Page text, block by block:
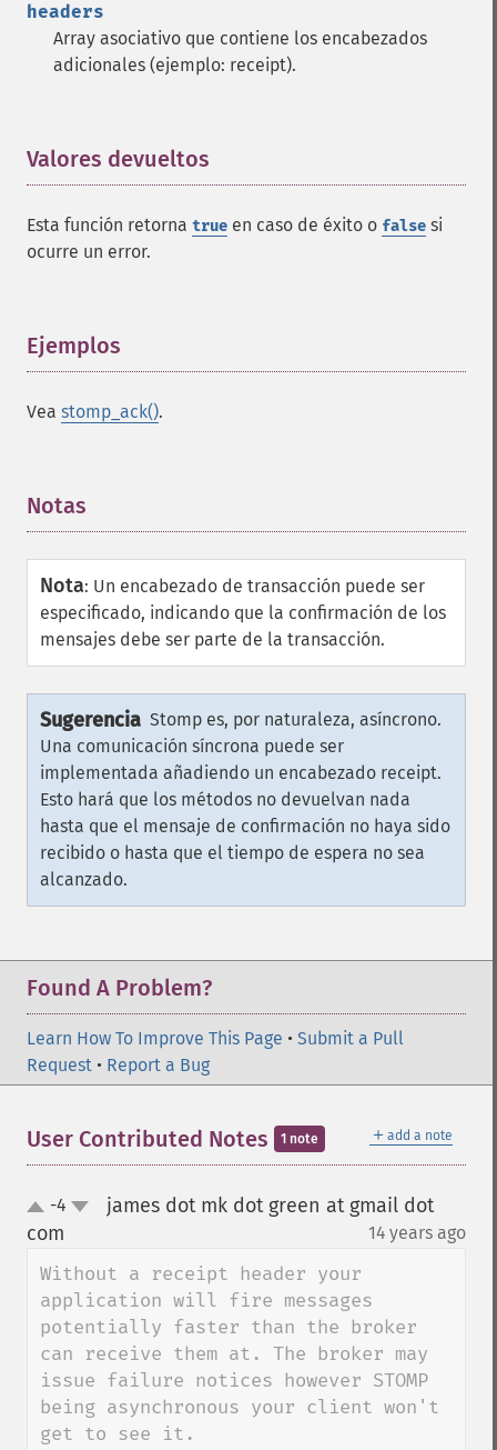
headers
Array asociativo que contiene los encabezados
adicionales (ejemplo: receipt).
Valores devueltos
Esta función retorna true en caso de éxito o false si
ocurre un error.
Ejemplos
Vea stomp_ack().
Notas
Nota: Un encabezado de transacción puede ser
especificado, indicando que la confirmación de los
mensajes debe ser parte de la transacción.
Sugerencia Stomp es, por naturaleza, asíncrono.
Una comunicación síncrona puede ser
implementada añadiendo un encabezado receipt.
Esto hará que los métodos no devuelvan nada
hasta que el mensaje de confirmación no haya sido
recibido o hasta que el tiempo de espera no sea
alcanzado.
Found A Problem?
Learn How To Improve This Page • Submit a Pull
Request • Report a Bug
＋ add a note
User Contributed Notes 1 note
up-4
james dot mk dot green at gmail dot
com
14 years ago
Without a receipt header your
application will fire messages
potentially faster than the broker
can receive them at. The broker may
issue failure notices however STOMP
being asynchronous your client won't
get to see it.